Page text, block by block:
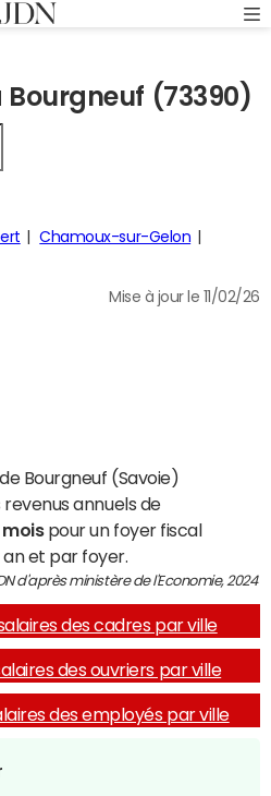
Bourgneuf (73390)
Chamoux-sur-Gelon
Mise à jour le 11/02/26
Bourgneuf (Savoie)
annuels de
pour un foyer fiscal
et par foyer.
d'après ministère de l'Economie, 2024
des cadres par ville
des ouvriers par ville
des employés par ville